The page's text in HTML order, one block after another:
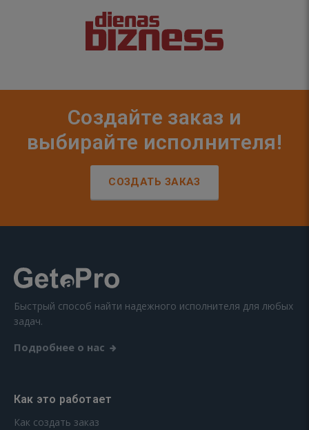
Создайте заказ и
выбирайте исполнителя!
СОЗДАТЬ ЗАКАЗ
Быстрый способ найти надежного исполнителя для любых
задач.
Подробнее о нас
Как это работает
Как создать заказ